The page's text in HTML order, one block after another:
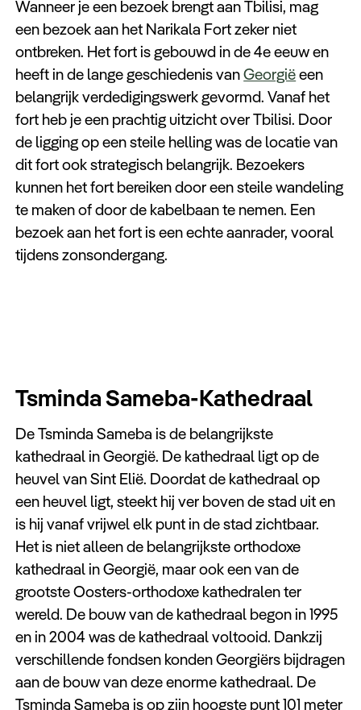
Wanneer je een bezoek brengt aan Tbilisi, mag
een bezoek aan het Narikala Fort zeker niet
ontbreken. Het fort is gebouwd in de 4e eeuw en
heeft in de lange geschiedenis vanGeorgiëeen
belangrijk verdedigingswerk gevormd. Vanaf het
fort heb je een prachtig uitzicht over Tbilisi. Door
de ligging op een steile helling was de locatie van
dit fort ook strategisch belangrijk. Bezoekers
kunnen het fort bereiken door een steile wandeling
te maken of door de kabelbaan te nemen. Een
bezoek aan het fort is een echte aanrader, vooral
tijdens zonsondergang.
Tsminda Sameba-Kathedraal
De Tsminda Sameba is de belangrijkste
kathedraal in Georgië. De kathedraal ligt op de
heuvel van Sint Elië. Doordat de kathedraal op
een heuvel ligt, steekt hij ver boven de stad uit en
is hij vanaf vrijwel elk punt in de stad zichtbaar.
Het is niet alleen de belangrijkste orthodoxe
kathedraal in Georgië, maar ook een van de
grootste Oosters-orthodoxe kathedralen ter
wereld. De bouw van de kathedraal begon in 1995
en in 2004 was de kathedraal voltooid. Dankzij
verschillende fondsen konden Georgiërs bijdragen
aan de bouw van deze enorme kathedraal. De
Tsminda Sameba is op zijn hoogste punt 101 meter